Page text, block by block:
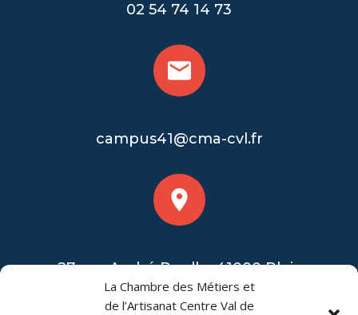
La Chambre des Métiers et
de l’Artisanat Centre Val de
02 54 74 14 73
campus41@cma-cvl.fr
27 rue André Boulle, 41000 Blois